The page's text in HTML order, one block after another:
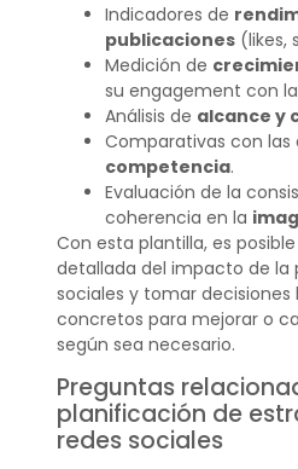
Indicadores de
publicaciones(likes,
Medición de
su engagement con
Análisis de alcance y
Comparativas con las
competencia.
Evaluación de la
coherencia en la
Con esta plantilla, es
detallada del impacto de la
sociales y tomar decisiones
concretos para mejorar o
según sea necesario.
Preguntas
planificación de
redes sociales